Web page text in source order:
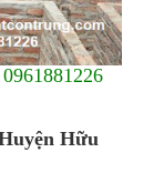
Hữu